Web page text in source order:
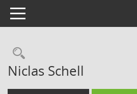
Toggle navigation
Rechercheauswahl
Niclas Schell